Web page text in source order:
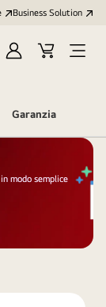
Business Solution
AccediCart
Open
Garanzia
modo semplice